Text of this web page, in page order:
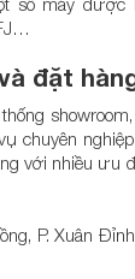
đặt
chuyên
với nhiều ưu
P. Xuân